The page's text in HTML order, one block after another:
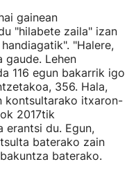
gainean
"hilabete zaila" izan
"Halere,
gaude. Lehen
116 egun bakarrik igo
356. Hala,
kontsultarako itxaron-
2017tik
erantsi du. Egun,
baterako zain
baterako.